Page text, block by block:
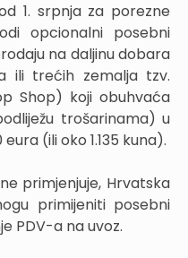
1. srpnja za porezne
opcionalni posebni
na daljinu dobara
ili trećih zemalja tzv.
Shop) koji obuhvaća
trošarinama) u
(ili oko 1.135 kuna).
primjenjuje, Hrvatska
primijeniti posebni
PDV-a na uvoz.